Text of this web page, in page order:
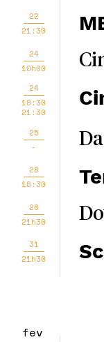
22
21:30
24
10h00
24
18:30
21:30
25
-
28
18:30
28
21h30
31
21h30
fev